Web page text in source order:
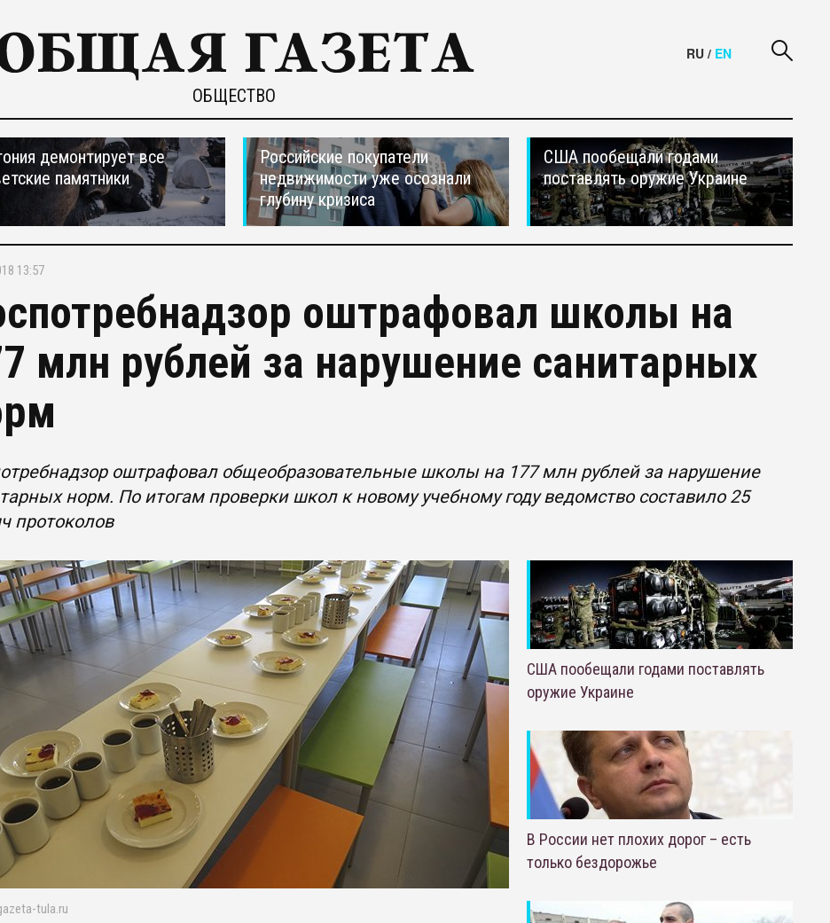
ОБЩЕСТВО
RU / EN
демонтирует все
памятники
Российские покупатели
недвижимости уже осознали
глубину кризиса
США пообещали годами
поставлять оружие Украине
13:57
оштрафовал школы на
млн рублей за нарушение санитарных
оштрафовал общеобразовательные школы на 177 млн рублей за нарушение
норм. По итогам проверки школ к новому учебному году ведомство составило 25
протоколов
tula.ru
США пообещали годами поставлять
оружие Украине
В России нет плохих дорог – есть
только бездорожье